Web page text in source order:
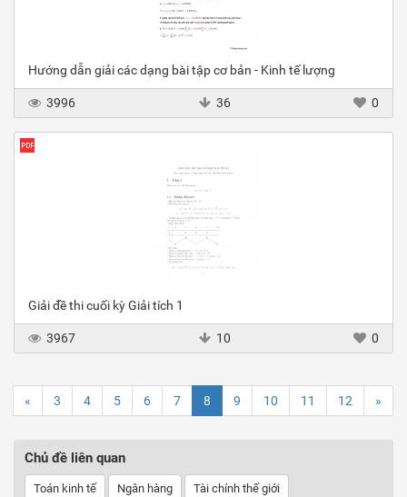
Hướng dẫn giải các dạng bài tập cơ bản - Kinh tế lượng
3996 36 0
Giải đề thi cuối kỳ Giải tích 1
3967 10 0
« 3 4 5 6 7 8 9 10 11 12 »
Chủ đề liên quan
Toán kinh tế Ngân hàng Tài chính thế giới